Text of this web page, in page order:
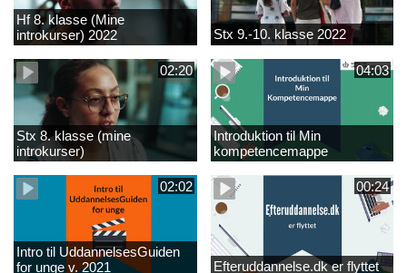
Hf 8. klasse (Mine
introkurser) 2022
Stx 9.-10. klasse 2022
02:20
Stx 8. klasse (mine
introkurser)
04:03
Introduktion til Min
kompetencemappe
02:02
Intro til UddannelsesGuiden
for unge v. 2021
00:24
Efteruddannelse.dk er flyttet